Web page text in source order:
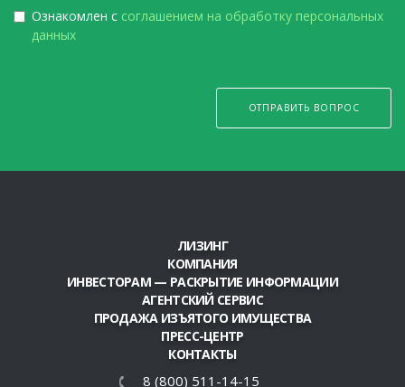
Ознакомлен с соглашением на обработку персональных
данных
ОТПРАВИТЬ ВОПРОС
ЛИЗИНГ
КОМПАНИЯ
ИНВЕСТОРАМ — РАСКРЫТИЕ ИНФОРМАЦИИ
АГЕНТСКИЙ СЕРВИС
ПРОДАЖА ИЗЪЯТОГО ИМУЩЕСТВА
ПРЕСС-ЦЕНТР
КОНТАКТЫ
8 (800) 511-14-15